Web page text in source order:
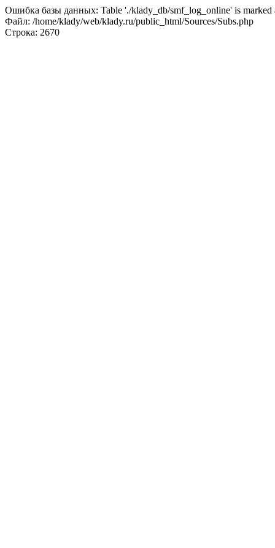
Ошибка базы данных: Table './klady_db/smf_log_online' is marked
Файл: /home/klady/web/klady.ru/public_html/Sources/Subs.php
Строка: 2670